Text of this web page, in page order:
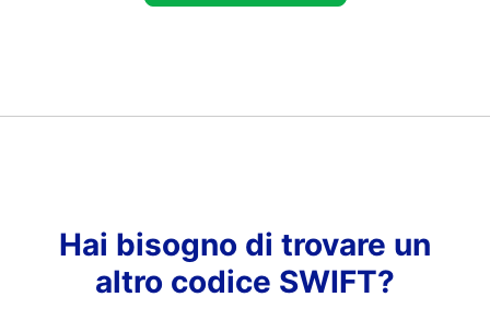
Hai bisogno di trovare un
altro codice SWIFT?